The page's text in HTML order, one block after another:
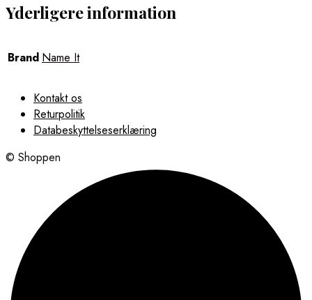
Yderligere information
Brand Name It
Kontakt os
Returpolitik
Databeskyttelseserklæring
© Shoppen